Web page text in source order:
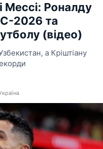
Мессі: Роналду
2026 та
(відео)
а Кріштіану